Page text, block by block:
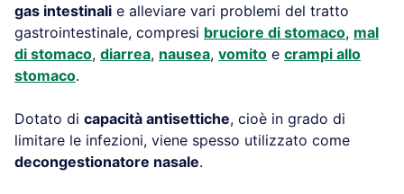
gas intestinali e alleviare vari problemi del tratto
gastrointestinale, compresi bruciore di stomaco, mal
di stomaco, diarrea, nausea, vomito e crampi allo
stomaco.
Dotato di capacità antisettiche, cioè in grado di
limitare le infezioni, viene spesso utilizzato come
decongestionatore nasale.